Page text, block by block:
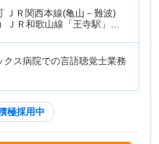
ＪＲ関西本線(亀山－難波)
ＪＲ和歌山線「王寺駅」
クス病院での言語聴覚士業務
極採用中